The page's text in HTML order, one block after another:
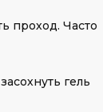
проход. Часто
гель